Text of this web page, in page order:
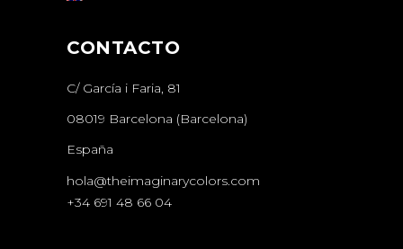
CONTACTO
C/ García i Faria, 81
08019 Barcelona (Barcelona)
España
hola@theimaginarycolors.com
+34 691 48 66 04